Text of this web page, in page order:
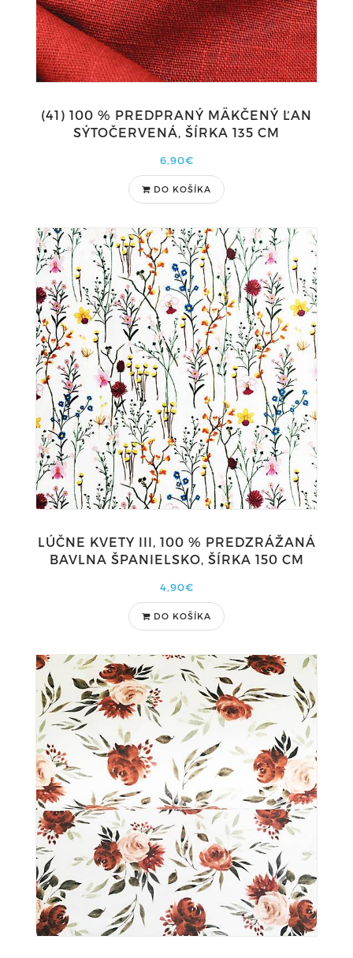
(41) 100 % PREDPRANÝ MÄKČENÝ ĽAN
SÝTOČERVENÁ, ŠÍRKA 135 CM
6,90€
DO KOŠÍKA
LÚČNE KVETY III, 100 % PREDZRÁŽANÁ
BAVLNA ŠPANIELSKO, ŠÍRKA 150 CM
4,90€
DO KOŠÍKA